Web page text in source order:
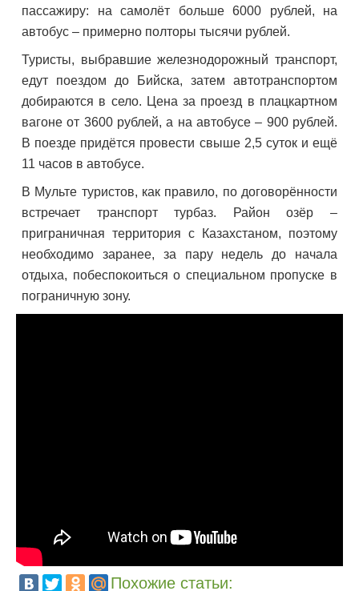
пассажиру: на самолёт больше 6000 рублей, на
автобус – примерно полторы тысячи рублей.
Туристы, выбравшие железнодорожный транспорт,
едут поездом до Бийска, затем автотранспортом
добираются в село. Цена за проезд в плацкартном
вагоне от 3600 рублей, а на автобусе – 900 рублей.
В поезде придётся провести свыше 2,5 суток и ещё
11 часов в автобусе.
В Мульте туристов, как правило, по договорённости
встречает транспорт турбаз. Район озёр –
приграничная территория с Казахстаном, поэтому
необходимо заранее, за пару недель до начала
отдыха, побеспокоиться о специальном пропуске в
пограничную зону.
Похожие статьи: